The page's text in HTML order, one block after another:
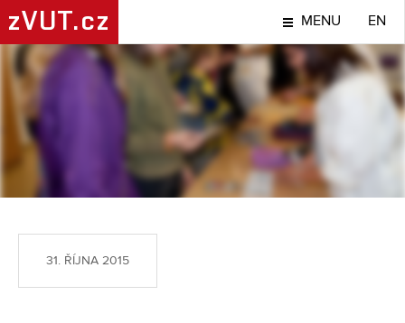
zVUT.cz MENU EN
NÁPADY A OBJEVY
31. ŘÍJNA 2015